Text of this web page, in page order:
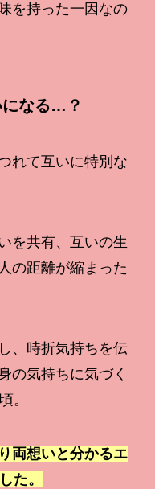
を持った一因なの
になる…？
れて互いに特別な
を共有、互いの生
の距離が縮まった
、時折気持ちを伝
の気持ちに気づく
。
両想いと分かるエ
た。